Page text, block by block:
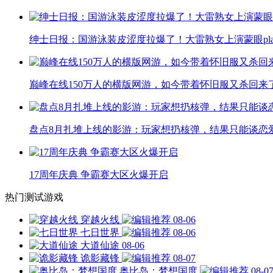
绅士日报：国游泳装皮涩度拉爆了！大雷熟女上演蒙眼
巅峰在线150万人的横版网游，如今带着怀旧服又杀回来
盘点8月扎堆上线的影游：玩家想扔核弹，结果只能谈恋
17周年庆典 争霸赛大区火爆开启
热门测试游戏
穿越火线
08-06
七日世界
08-06
大道仙途 08-06
诡影藏锋
08-07
奥比岛：梦想国度
08-07